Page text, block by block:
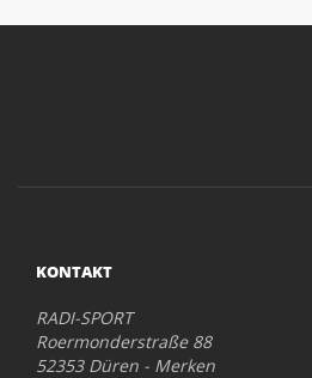
KONTAKT
RADI-SPORT
Roermonderstraße 88
52353 Düren - Merken